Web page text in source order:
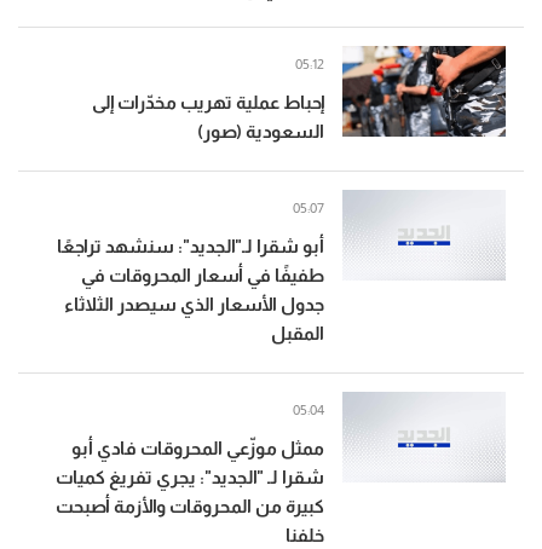
إحباط عملية تهريب مخدّرات إلى
السعودية (صور)
05:12
أبو شقرا لـ"الجديد": سنشهد تراجعًا
طفيفًا في أسعار المحروقات في
جدول الأسعار الذي سيصدر الثلاثاء
المقبل
05:07
ممثل موزّعي المحروقات فادي أبو
شقرا لـ "الجديد": يجري تفريغ كميات
كبيرة من المحروقات والأزمة أصبحت
خلفنا
05:04